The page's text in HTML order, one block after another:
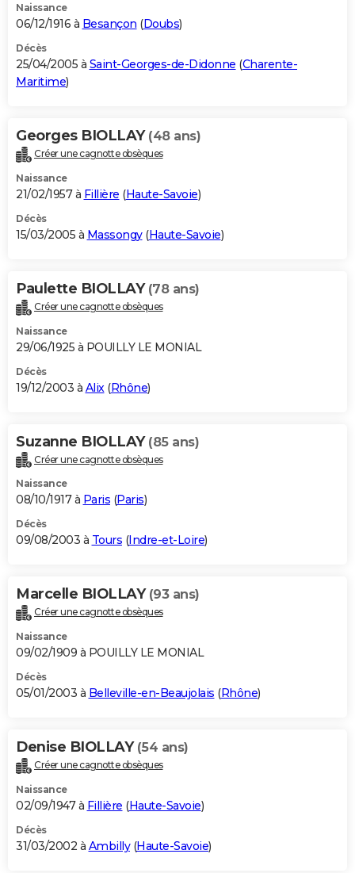
Naissance
06/12/1916 à Besançon (Doubs)
Décès
25/04/2005 à Saint-Georges-de-Didonne (Charente-
Maritime)
Georges BIOLLAY (48 ans)
Créer une cagnotte obsèques
Naissance
21/02/1957 à Fillière (Haute-Savoie)
Décès
15/03/2005 à Massongy(Haute-Savoie)
Paulette BIOLLAY (78 ans)
Créer une cagnotte obsèques
Naissance
29/06/1925 à POUILLY LE MONIAL
Décès
19/12/2003 à Alix (Rhône)
Suzanne BIOLLAY (85 ans)
Créer une cagnotte obsèques
Naissance
08/10/1917 à Paris (Paris)
Décès
09/08/2003 à Tours (Indre-et-Loire)
Marcelle BIOLLAY (93 ans)
Créer une cagnotte obsèques
Naissance
09/02/1909 à POUILLY LE MONIAL
Décès
05/01/2003 à Belleville-en-Beaujolais (Rhône)
Denise BIOLLAY (54 ans)
Créer une cagnotte obsèques
Naissance
02/09/1947 à Fillière (Haute-Savoie)
Décès
31/03/2002 à Ambilly(Haute-Savoie)